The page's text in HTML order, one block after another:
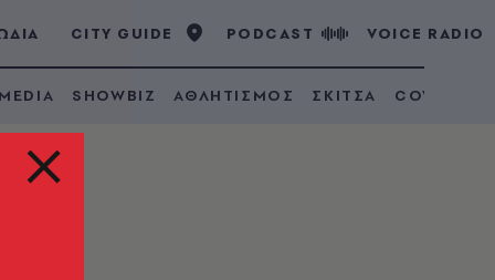
CITY GUIDE PODCAST VOICE RADIO
SHOWBIZ ΑΘΛΗΤΙΣΜΟΣ ΣΚΙΤΣΑ COVID 19